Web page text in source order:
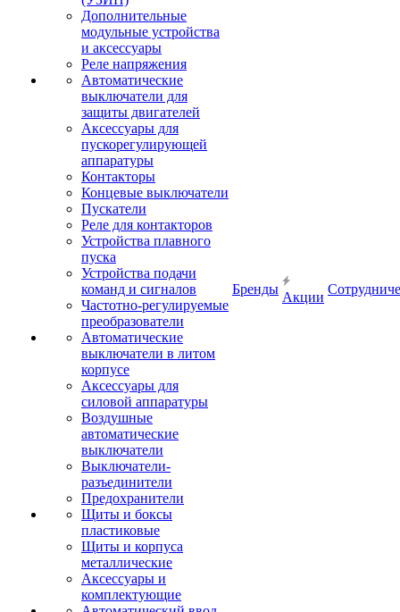
Дополнительные
модульные устройства
и аксессуары
Реле напряжения
Автоматические
выключатели для
защиты двигателей
Аксессуары для
пускорегулирующей
аппаратуры
Контакторы
Концевые выключатели
Пускатели
Реле для контакторов
Устройства плавного
пуска
Устройства подачи
команд и сигналов
Частотно-регулируемые
преобразователи
Автоматические
выключатели в литом
корпусе
Аксессуары для
силовой аппаратуры
Воздушные
автоматические
выключатели
Выключатели-
разъединители
Предохранители
Щиты и боксы
пластиковые
Щиты и корпуса
металлические
Аксессуары и
комплектующие
Бренды
Акции